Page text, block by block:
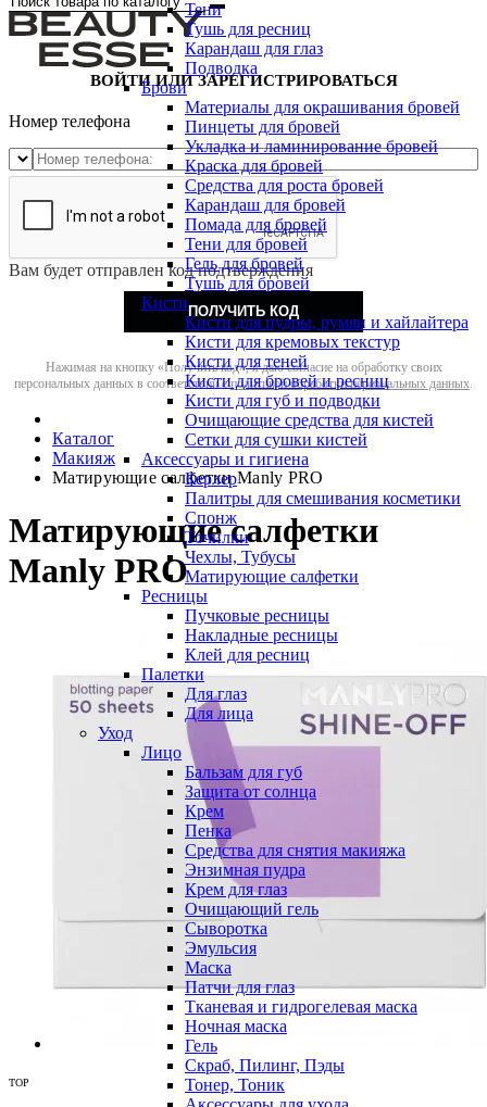
Тени
Тушь для ресниц
Карандаш для глаз
Подводка
Брови
Материалы для окрашивания бровей
Пинцеты для бровей
Укладка и ламинирование бровей
Краска для бровей
Средства для роста бровей
Карандаш для бровей
Помада для бровей
Тени для бровей
Гель для бровей
Тушь для бровей
Кисти
Кисти для пудры, румян и хайлайтера
Кисти для кремовых текстур
Кисти для теней
Кисти для бровей и ресниц
Кисти для губ и подводки
Очищающие средства для кистей
Сетки для сушки кистей
Аксессуары и гигиена
Керлер
Палитры для смешивания косметики
Спонж
Точилки
Чехлы, Тубусы
Матирующие салфетки
Ресницы
Пучковые ресницы
Накладные ресницы
Клей для ресниц
Палетки
Для глаз
Для лица
Уход
Лицо
Бальзам для губ
Защита от солнца
Крем
Пенка
Средства для снятия макияжа
Энзимная пудра
Крем для глаз
Очищающий гель
Сыворотка
Эмульсия
Маска
Патчи для глаз
Тканевая и гидрогелевая маска
Ночная маска
Гель
Скраб, Пилинг, Пэды
Тонер, Тоник
ВОЙТИ ИЛИ ЗАРЕГИСТРИРОВАТЬСЯ
Номер телефона
Вам будет отправлен код подтверждения
ПОЛУЧИТЬ КОД
Нажимая на кнопку «Получить код», я даю согласие на обработку своих
персональных данных в соответствии сполитикой обработки персональных данных.
Каталог
Макияж
Матирующие салфетки Manly PRO
Матирующие салфетки
Manly PRO
TOP